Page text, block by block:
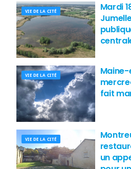
VIE DE LA CITÉ
Mardi
VIE DE LA CITÉ
fait
VIE DE LA CITÉ
un